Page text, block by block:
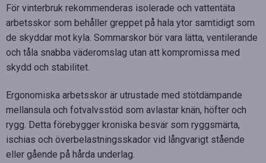
För vinterbruk rekommenderas isolerade och vattentäta
arbetsskor som behåller greppet på hala ytor samtidigt som
de skyddar mot kyla. Sommarskor bör vara lätta, ventilerande
och tåla snabba väderomslag utan att kompromissa med
skydd och stabilitet.
Ergonomiska arbetsskor är utrustade med stötdämpande
mellansula och fotvalvsstöd som avlastar knän, höfter och
rygg. Detta förebygger kroniska besvär som ryggsmärta,
ischias och överbelastningsskador vid långvarigt stående
eller gående på hårda underlag.